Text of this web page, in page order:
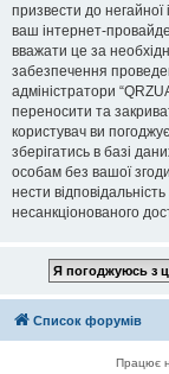
призвести до негайної
ваш інтернет-
вважати це за
забезпечення
адміністратори
переносити та
користувач ви
зберігатись в базі
особам без вашої
нести
несанкціонованого
Список форумів
Працює